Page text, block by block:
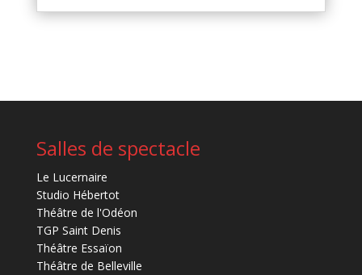
Salles de spectacle
Le Lucernaire
Studio Hébertot
Théâtre de l'Odéon
TGP Saint Denis
Théâtre Essaïon
Théâtre de Belleville